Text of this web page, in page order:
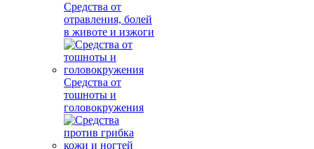
Средства от
отравления, болей
в животе и изжоги
Средства от
тошноты и
головокружения